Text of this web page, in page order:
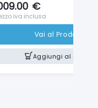
€
iva inclusa
Vai al Prodotto
Aggiungi al carrello